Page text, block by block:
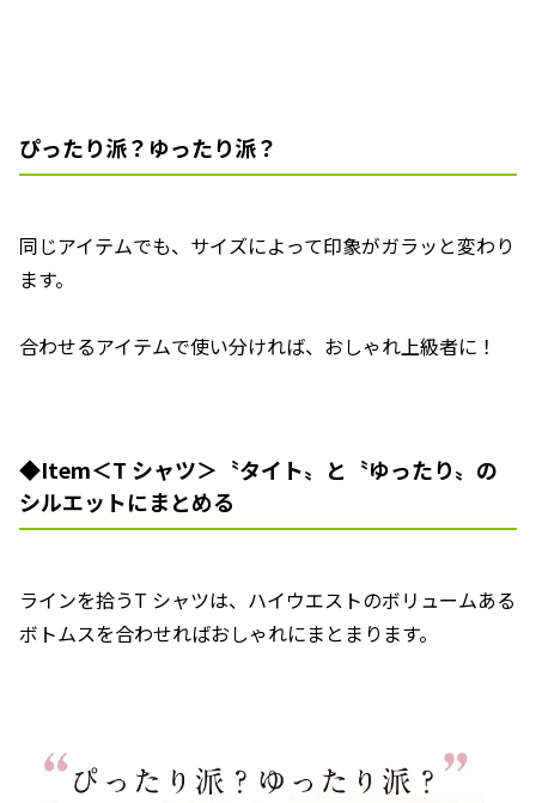
ぴったり派？ゆったり派？
同じアイテムでも、サイズによって印象がガラッと変わり
ます。
合わせるアイテムで使い分ければ、おしゃれ上級者に！
◆Item＜T シャツ＞〝タイト〟と〝ゆったり〟の
シルエットにまとめる
ラインを拾うT シャツは、ハイウエストのボリュームある
ボトムスを合わせればおしゃれにまとまります。